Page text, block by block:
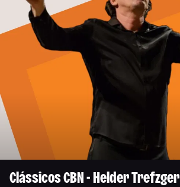
Clássicos CBN - Helder Trefzger